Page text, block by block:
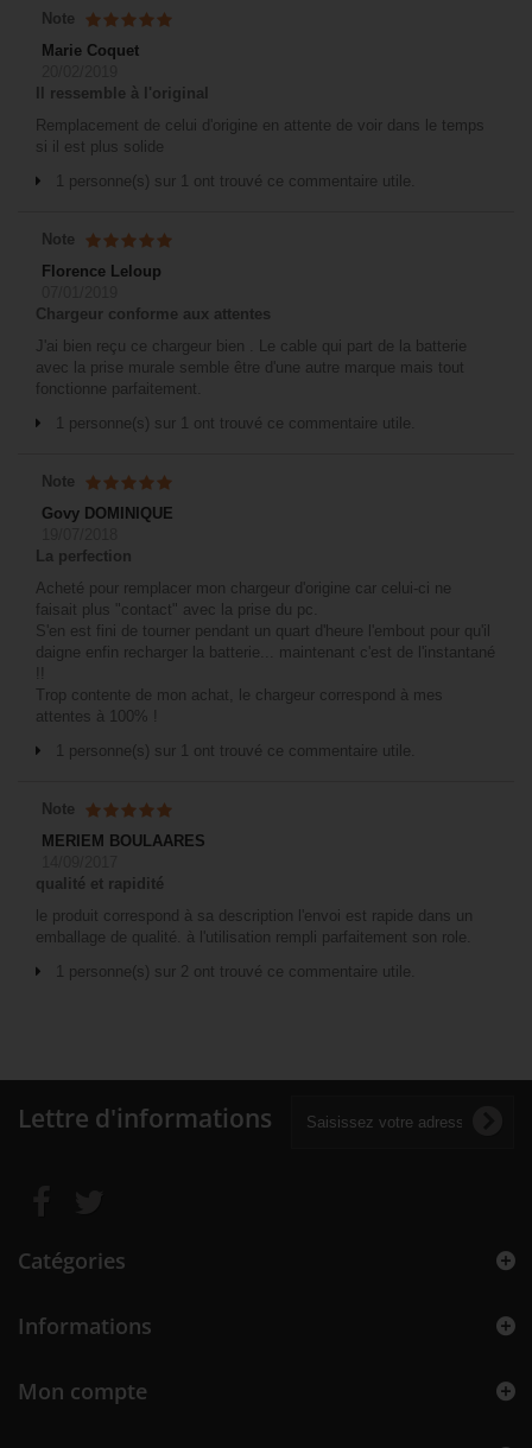
Note
Marie Coquet
Il ressemble à l'original
Remplacement de celui d'origine en attente de voir dans le temps
si il est plus solide
1 personne(s) sur 1 ont trouvé ce commentaire utile.
Note
Florence Leloup
Chargeur conforme aux attentes
J'ai bien reçu ce chargeur bien . Le cable qui part de la batterie
avec la prise murale semble être d'une autre marque mais tout
fonctionne parfaitement.
1 personne(s) sur 1 ont trouvé ce commentaire utile.
Note
Govy DOMINIQUE
La perfection
Acheté pour remplacer mon chargeur d'origine car celui-ci ne
faisait plus "contact" avec la prise du pc.
S'en est fini de tourner pendant un quart d'heure l'embout pour qu'il
daigne enfin recharger la batterie... maintenant c'est de l'instantané
Trop contente de mon achat, le chargeur correspond à mes
attentes à 100% !
1 personne(s) sur 1 ont trouvé ce commentaire utile.
Note
MERIEM BOULAARES
qualité et rapidité
le produit correspond à sa description l'envoi est rapide dans un
emballage de qualité. à l'utilisation rempli parfaitement son role.
1 personne(s) sur 2 ont trouvé ce commentaire utile.
Lettre d'informations
Catégories
Informations
Mon compte